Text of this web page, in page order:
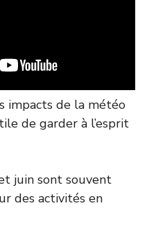
impacts de la météo
de garder à l’esprit
juin sont souvent
des activités en